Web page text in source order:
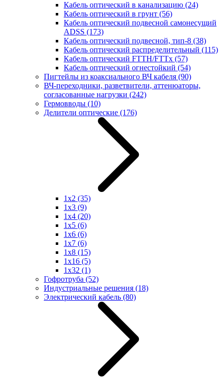
Кабель оптический в канализацию (24)
Кабель оптический в грунт (56)
Кабель оптический подвесной самонесущий
ADSS (173)
Кабель оптический подвесной, тип-8 (38)
Кабель оптический распределительный (115)
Кабель оптический FTTH/FTTx (57)
Кабель оптический огнестойкий (54)
Пигтейлы из коаксиального ВЧ кабеля (90)
ВЧ-переходники, разветвители, аттенюаторы,
согласованные нагрузки (242)
Гермовводы (10)
Делители оптические (176)
1x2 (35)
1x3 (9)
1x4 (20)
1x5 (6)
1x6 (6)
1x7 (6)
1x8 (15)
1x16 (5)
1x32 (1)
Гофротруба (52)
Индустриальные решения (18)
Электрический кабель (80)